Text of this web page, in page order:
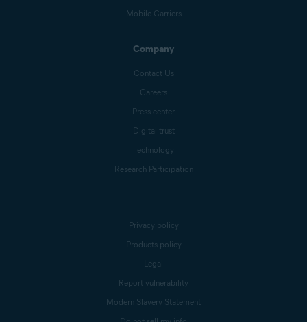
Mobile Carriers
Company
Contact Us
Careers
Press center
Digital trust
Technology
Research Participation
Privacy policy
Products policy
Legal
Report vulnerability
Modern Slavery Statement